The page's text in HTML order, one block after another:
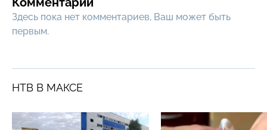
Здесь пока нет комментариев, Ваш может быть
первым.
НТВ В МАКСЕ